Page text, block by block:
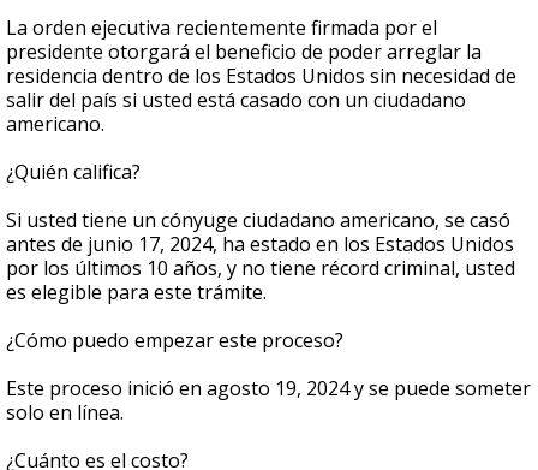
22
seconds
La orden ejecutiva recientemente firmada por el
presidente otorgará el beneficio de poder arreglar la
residencia dentro de los Estados Unidos sin necesidad de
salir del país si usted está casado con un ciudadano
americano.
¿Quién califica?
Si usted tiene un cónyuge ciudadano americano, se casó
antes de junio 17, 2024, ha estado en los Estados Unidos
por los últimos 10 años, y no tiene récord criminal, usted
es elegible para este trámite.
¿Cómo puedo empezar este proceso?
Este proceso inició en agosto 19, 2024 y se puede someter
solo en línea.
¿Cuánto es el costo?